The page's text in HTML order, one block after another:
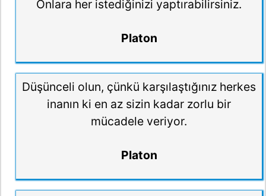
Onlara her istediğinizi yaptırabilirsiniz.
Platon
Düşünceli olun, çünkü karşılaştığınız herkes
inanın ki en az sizin kadar zorlu bir
mücadele veriyor.
Platon